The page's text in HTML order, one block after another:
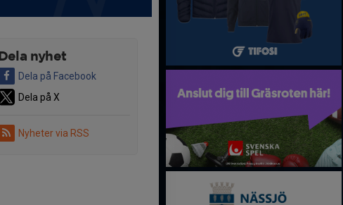
Dela nyhet
Dela på Facebook
Dela på X
Nyheter via RSS